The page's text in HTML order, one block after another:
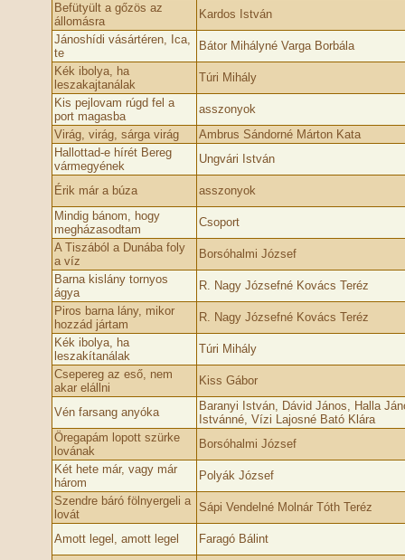
Befütyült a gőzös az
állomásra
Kardos István
Jánoshídi vásártéren, Ica,
te
Bátor Mihályné Varga Borbála
Kék ibolya, ha
leszakajtanálak
Túri Mihály
Kis pejlovam rúgd fel a
port magasba
asszonyok
Virág, virág, sárga virág
Ambrus Sándorné Márton Kata
Hallottad-e hírét Bereg
vármegyének
Ungvári István
Érik már a búza
asszonyok
Mindig bánom, hogy
megházasodtam
Csoport
A Tiszából a Dunába foly
a víz
Borsóhalmi József
Barna kislány tornyos
ágya
R. Nagy Józsefné Kovács Teréz
Piros barna lány, mikor
hozzád jártam
R. Nagy Józsefné Kovács Teréz
Kék ibolya, ha
leszakítanálak
Túri Mihály
Csepereg az eső, nem
akar elállni
Kiss Gábor
Vén farsang anyóka
Baranyi István, Dávid János, Halla
Istvánné, Vízi Lajosné Bató Klára
Öregapám lopott szürke
lovának
Borsóhalmi József
Két hete már, vagy már
három
Polyák József
Szendre báró fölnyergeli a
lovát
Sápi Vendelné Molnár Tóth Teréz
Amott legel, amott legel Faragó Bálint